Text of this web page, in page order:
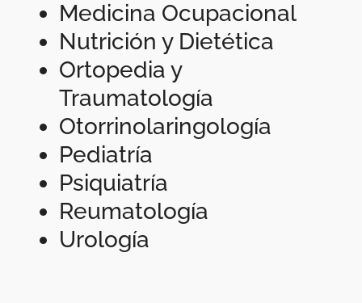
Medicina Ocupacional
Nutrición y Dietética
Ortopedia y
Traumatología
Otorrinolaringología
Pediatría
Psiquiatría
Reumatología
Urología